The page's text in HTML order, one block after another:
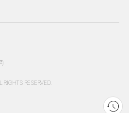
논현동, 한세엠케이빌딩)
남-04239
토/일/공휴일 휴무)
)
RESERVED.